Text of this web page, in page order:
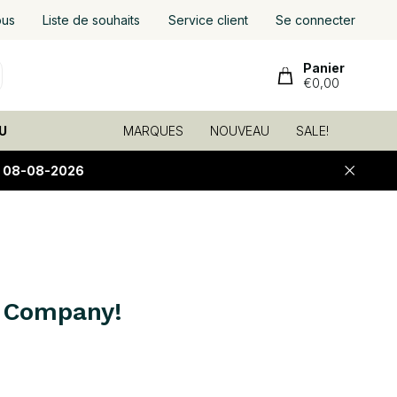
Liste de souhaits Service client Se connecter
Panier
€0,00
MARQUES NOUVEAU SALE!
08-08-2026